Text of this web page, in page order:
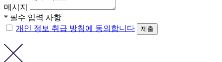
메시지
* 필수 입력 사항
개인 정보 취급 방침에 동의합니다